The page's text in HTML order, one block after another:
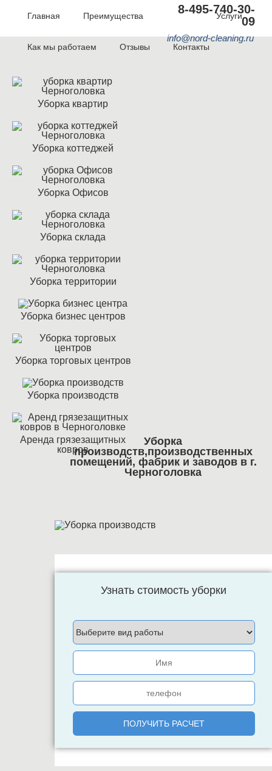
Главная Преимущества Акции Услуги
Как мы работаем Отзывы Контакты
8-495-740-30-
09
info@nord-cleaning.ru
Уборка квартир
Уборка коттеджей
Уборка Офисов
Уборка склада
Уборка территории
Уборка бизнес центров
Уборка торговых центров
Уборка производств
Аренда грязезащитных
ковров
Уборка
производств,производственных
помещений, фабрик и заводов в г.
Черноголовка
Узнать стоимость уборки